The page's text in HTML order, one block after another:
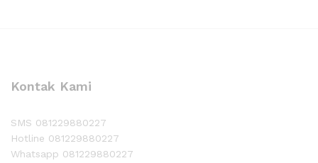
Kontak Kami
SMS 081229880227
Hotline 081229880227
Whatsapp 081229880227